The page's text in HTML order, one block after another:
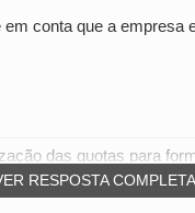
conta que a
RESPOSTA COMPLETA
das quotas para